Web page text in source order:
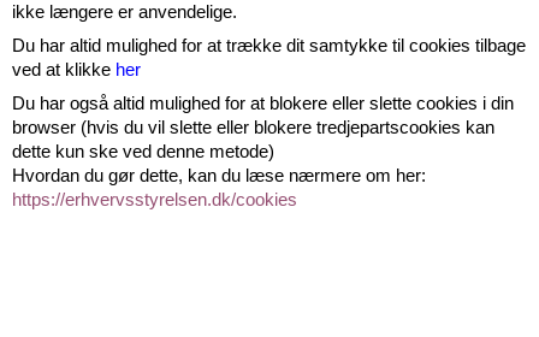
ikke længere er anvendelige.
Du har altid mulighed for at trække dit samtykke til cookies tilbage
ved at klikke her
Du har også altid mulighed for at blokere eller slette cookies i din
browser (hvis du vil slette eller blokere tredjepartscookies kan
dette kun ske ved denne metode)
Hvordan du gør dette, kan du læse nærmere om her:
https://erhvervsstyrelsen.dk/cookies